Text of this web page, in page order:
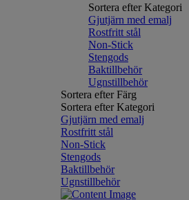
Sortera efter Kategori
Gjutjärn med emalj
Rostfritt stål
Non-Stick
Stengods
Baktillbehör
Ugnstillbehör
Sortera efter Färg
Sortera efter Kategori
Gjutjärn med emalj
Rostfritt stål
Non-Stick
Stengods
Baktillbehör
Ugnstillbehör